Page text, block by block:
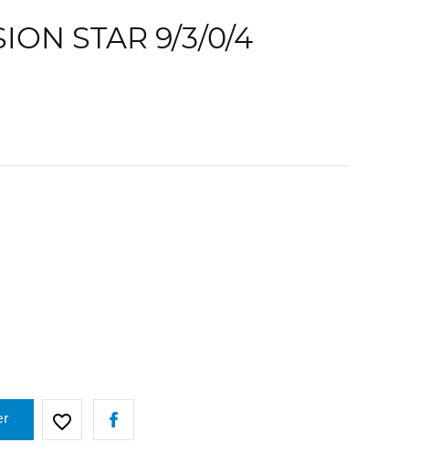
STAR 9/3/0/4
favorite_border